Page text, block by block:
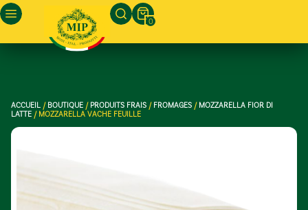
0
ACCUEIL / BOUTIQUE / PRODUITS FRAIS / FROMAGES / MOZZARELLA FIOR DI
LATTE / MOZZARELLA VACHE FEUILLE